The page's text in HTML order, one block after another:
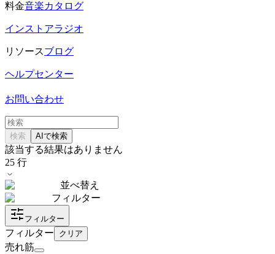
料金音楽カタログ
インストアラジオ
リソースブログ
ヘルプセンター
お問い合わせ
検索 AIで検索
該当する結果はありません
25 行
並べ替え
フィルター
フィルター
フィルター クリア
売れ筋